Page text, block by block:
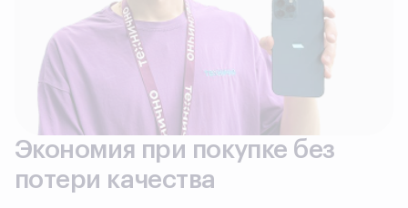
Экономия при покупке без
потери качества